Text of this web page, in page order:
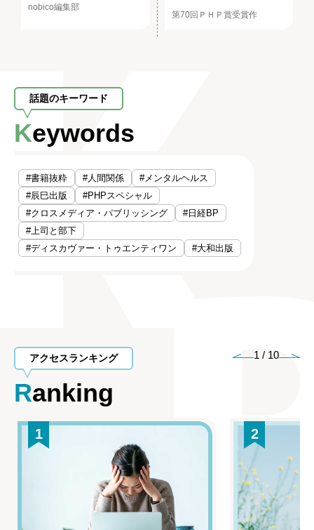
nobico編集部
第70回ＰＨＰ賞受賞作
話題のキーワード
Keywords
#書籍抜粋 #人間関係
#メンタルヘルス
#辰巳出版
#PHPスペシャル
#クロスメディア・パブリッシング
#日経BP
#上司と部下
#ディスカヴァー・トゥエンティワン
#大和出版
アクセスランキング
Ranking
1 / 10
1 2